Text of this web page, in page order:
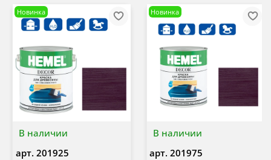
В наличии
Новинка
арт. 201925
В наличии
Новинка
арт. 201975